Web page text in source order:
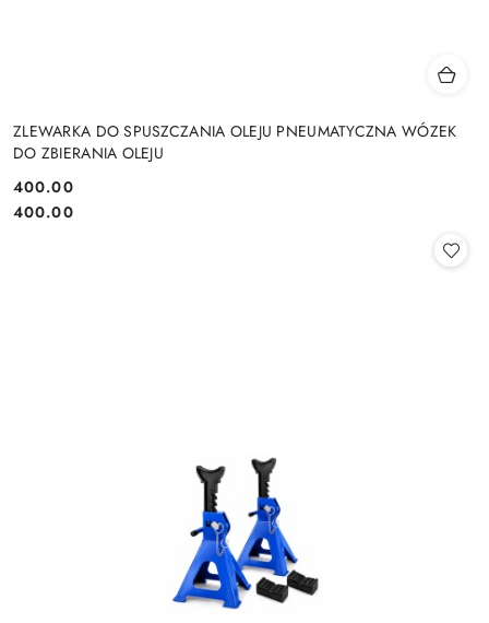
ZLEWARKA DO SPUSZCZANIA OLEJU PNEUMATYCZNA WÓZEK
DO ZBIERANIA OLEJU
Cena:
400.00
Cena:
400.00